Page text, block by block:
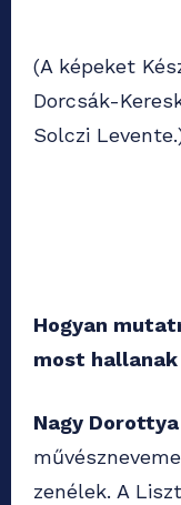
(A képeket
Dorcsák-
Solczi
Hogyan
most
Nagy
zenélek. A